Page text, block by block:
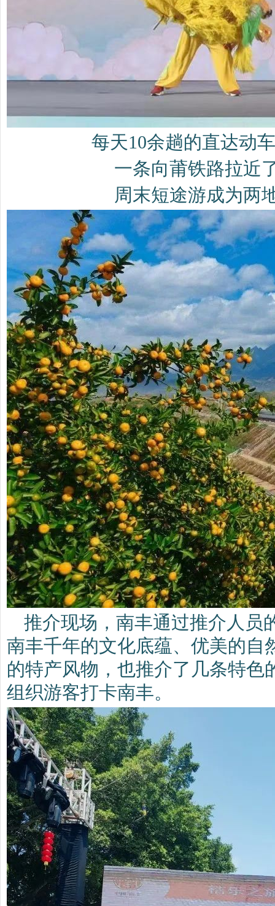
每天10余趟的直达动
一条向莆铁路拉近
周末短途游成为两
推介现场，南丰通过推介人员
南丰千年的文化底蕴、优美的自
的特产风物，也推介了几条特
组织游客打卡南丰。